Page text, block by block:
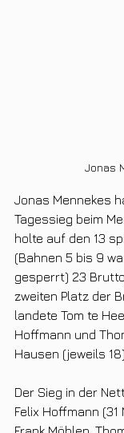
Jonas
Jonas Mennekes
Tagessieg beim
holte auf den 13
(Bahnen 5 bis 9
gesperrt) 23
zweiten Platz der
landete Tom te
Hoffmann und
Hausen (jeweils 18).
Der Sieg in der
Felix Hoffmann